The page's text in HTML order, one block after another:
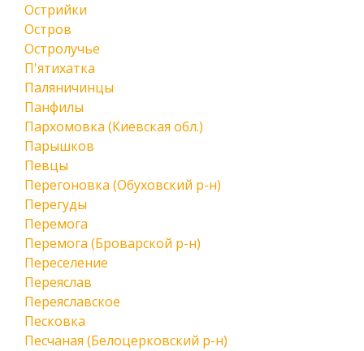
Острийки
Остров
Остролучье
П'ятихатка
Паляничинцы
Панфилы
Пархомовка (Киевская обл.)
Парышков
Певцы
Перегоновка (Обуховский р-н)
Перегуды
Перемога
Перемога (Броварской р-н)
Переселение
Переяслав
Переяславское
Песковка
Песчаная (Белоцерковский р-н)